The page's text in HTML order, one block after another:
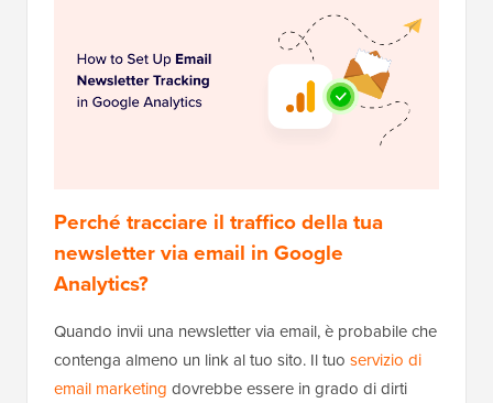
Perché tracciare il traffico della tua
newsletter via email in Google
Analytics?
Quando invii una newsletter via email, è probabile che
contenga almeno un link al tuo sito. Il tuo servizio di
email marketing dovrebbe essere in grado di dirti